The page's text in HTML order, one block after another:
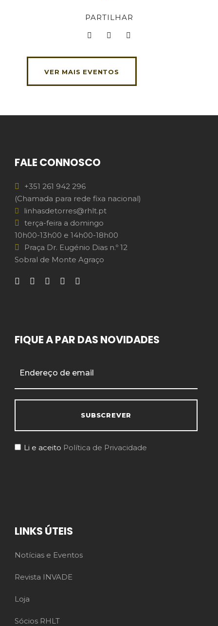
PARTILHAR
VER MAIS EVENTOS
FALE CONNOSCO
+351 261 942 296
(Chamada para rede fixa nacional)
linhasdetorres@rhlt.pt
terça-feira a domingo
10h00-13h00 e 14h00-18h00
Praça Dr. Eugénio Dias n.º 12
Sobral de Monte Agraço
FIQUE A PAR DAS NOVIDADES
Li e aceito Política de Privacidade
LINKS ÚTEIS
Notícias e Eventos
Revista INVADE
Loja
Sócios RHLT